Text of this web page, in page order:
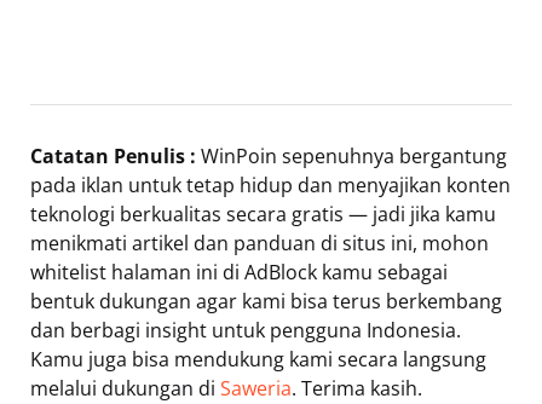
Catatan Penulis : WinPoin sepenuhnya bergantung
pada iklan untuk tetap hidup dan menyajikan konten
teknologi berkualitas secara gratis — jadi jika kamu
menikmati artikel dan panduan di situs ini, mohon
whitelist halaman ini di AdBlock kamu sebagai
bentuk dukungan agar kami bisa terus berkembang
dan berbagi insight untuk pengguna Indonesia.
Kamu juga bisa mendukung kami secara langsung
melalui dukungan di Saweria. Terima kasih.